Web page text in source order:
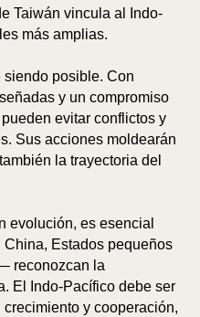
Taiwán vincula al Indo-
más amplias.
posible. Con
y un compromiso
evitar conflictos y
Sus acciones moldearán
la trayectoria del
evolución, es esencial
Estados pequeños
reconozcan la
El Indo-Pacífico debe ser
y cooperación,